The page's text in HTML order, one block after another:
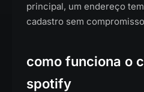
principal, um endereço
cadastro sem
como funciona o
spotify